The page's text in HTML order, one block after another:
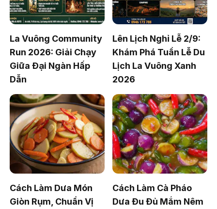
La Vuông Community
Run 2026: Giải Chạy
Giữa Đại Ngàn Hấp
Dẫn
Lên Lịch Nghỉ Lễ 2/9:
Khám Phá Tuần Lễ Du
Lịch La Vuông Xanh
2026
Cách Làm Dưa Món
Giòn Rụm, Chuẩn Vị
Cách Làm Cà Pháo
Dưa Đu Đủ Mắm Nêm